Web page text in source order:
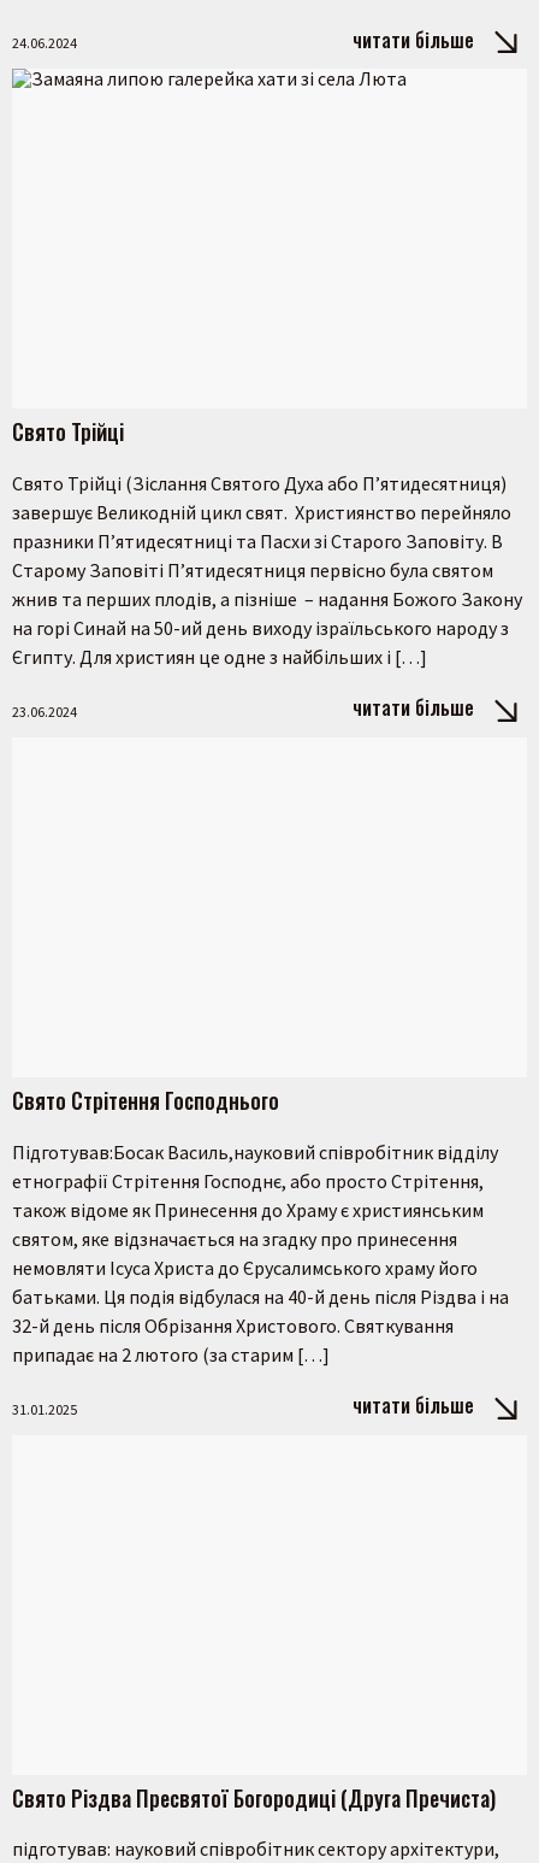
24.06.2024 читати більше
Свято Трійці
Свято Трійці (Зіслання Святого Духа або П’ятидесятниця)
завершує Великодній цикл свят. Християнство перейняло
празники П’ятидесятниці та Пасхи зі Старого Заповіту. В
Старому Заповіті П’ятидесятниця первісно була святом
жнив та перших плодів, а пізніше – надання Божого Закону
на горі Синай на 50-ий день виходу ізраїльського народу з
Єгипту. Для християн це одне з найбільших і […]
23.06.2024 читати більше
Свято Стрітення Господнього
Підготував:Босак Василь,науковий співробітник відділу
етнографії Стрітення Господнє, або просто Стрітення,
також відоме як Принесення до Храму є християнським
святом, яке відзначається на згадку про принесення
немовляти Ісуса Христа до Єрусалимського храму його
батьками. Ця подія відбулася на 40-й день після Різдва і на
32-й день після Обрізання Христового. Святкування
припадає на 2 лютого (за старим […]
31.01.2025 читати більше
Свято Різдва Пресвятої Богородиці (Друга Пречиста)
підготував: науковий співробітник сектору архітектури,